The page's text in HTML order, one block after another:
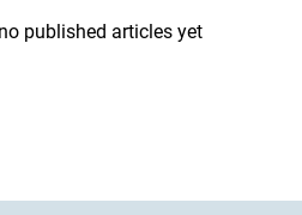
published articles yet